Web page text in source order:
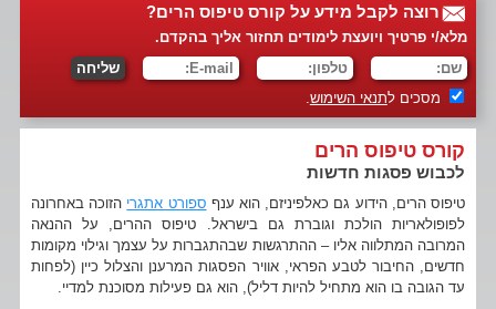
רוצה לקבל מידע על קורס טיפוס הרים?
מלא/י פרטיך ויועצת לימודים תחזור אליך בהקדם.
מסכים לתנאי השימוש.
קורס טיפוס הרים
לכבוש פסגות חדשות
טיפוס הרים, הידוע גם כאלפיניזם, הוא ענף ספורט אתגרי הזוכה באחרונה
לפופולאריות הולכת וגוברת גם בישראל. טיפוס ההרים, על ההנאה
המרובה המתלווה אליו – ההתרגשות שבהתגברות על עצמך וגילוי מקומות
חדשים, החיבור לטבע הפראי, אוויר הפסגות המרענן והצלול כיין (לפחות
עד הגובה בו הוא מתחיל להיות דליל), הוא גם פעילות מסוכנת למדיי.